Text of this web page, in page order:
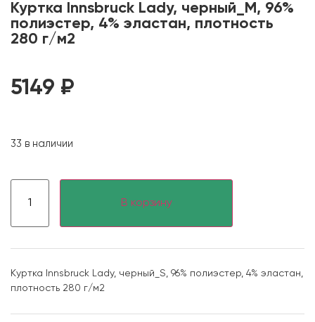
Куртка Innsbruck Lady, черный_M, 96%
полиэстер, 4% эластан, плотность
280 г/м2
5149 ₽
33 в наличии
В корзину
Куртка Innsbruck Lady, черный_S, 96% полиэстер, 4% эластан,
плотность 280 г/м2